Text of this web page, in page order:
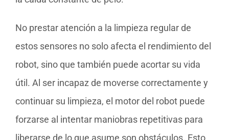
No prestar atención a la limpieza regular de
estos sensores no solo afecta el rendimiento del
robot, sino que también puede acortar su vida
útil. Al ser incapaz de moverse correctamente y
continuar su limpieza, el motor del robot puede
forzarse al intentar maniobras repetitivas para
liberarse de lo que asume son obstáculos. Esto